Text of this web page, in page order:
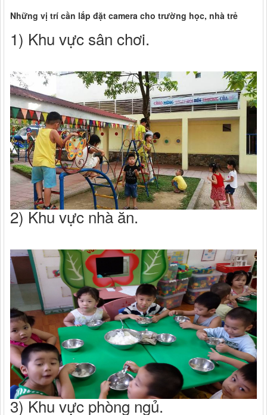
Những vị trí cần lắp đặt camera cho trường học, nhà trẻ
1) Khu vực sân chơi.
2) Khu vực nhà ăn.
3) Khu vực phòng ngủ.